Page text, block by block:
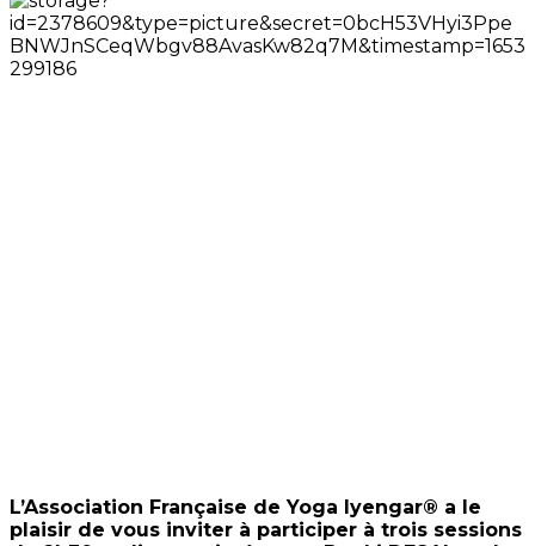
L’Association Française de Yoga Iyengar® a le
plaisir de vous inviter à participer à trois sessions